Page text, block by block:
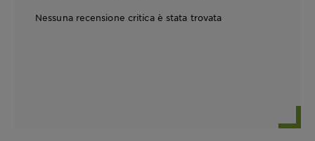
Nessuna recensione critica è stata trovata